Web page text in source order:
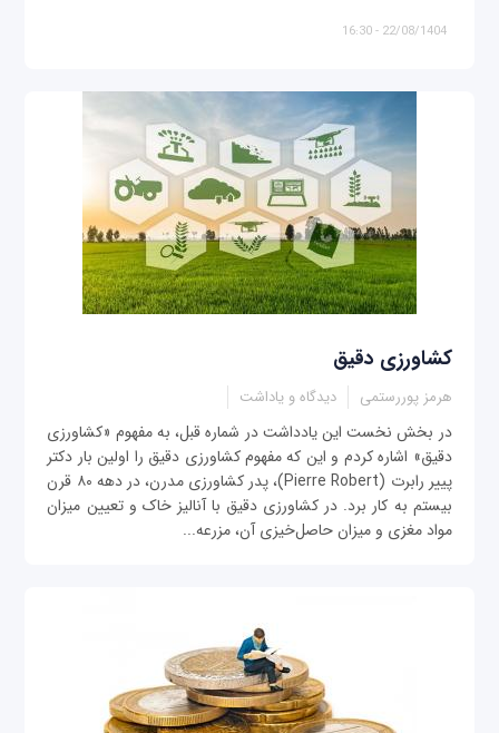
22/08/1404 - 16:30
کشاورزی دقیق
هرمز پوررستمی دیدگاه و یاداشت
در بخش نخست این یادداشت در شماره قبل، به مفهوم «کشاورزی
دقیق» اشاره کردم و این که مفهوم کشاورزی دقیق را اولین بار دکتر
پییر رابرت (Pierre Robert)، پدر کشاورزی مدرن، در دهه ۸۰ قرن
بیستم به کار برد. در کشاورزی دقیق با آنالیز خاک و تعیین میزان
مواد مغزی و میزان حاصل‌خیزی آن، مزرعه...